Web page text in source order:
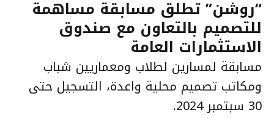
“روشن” تطلق مسابقة مساهمة
للتصميم بالتعاون مع صندوق
الاستثمارات العامة
مسابقة لمسارين لطلاب ومعماريين شباب
ومكاتب تصميم محلية واعدة، التسجيل حتى
30 سبتمبر 2024.